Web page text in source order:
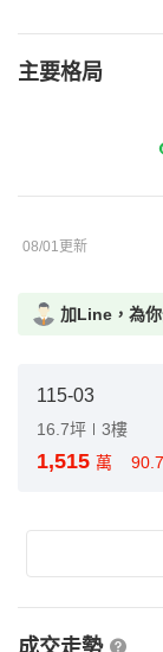
主要格局
08/01更新
加Line，為
115-03
16.7坪 3樓
1,515 萬
成交走勢